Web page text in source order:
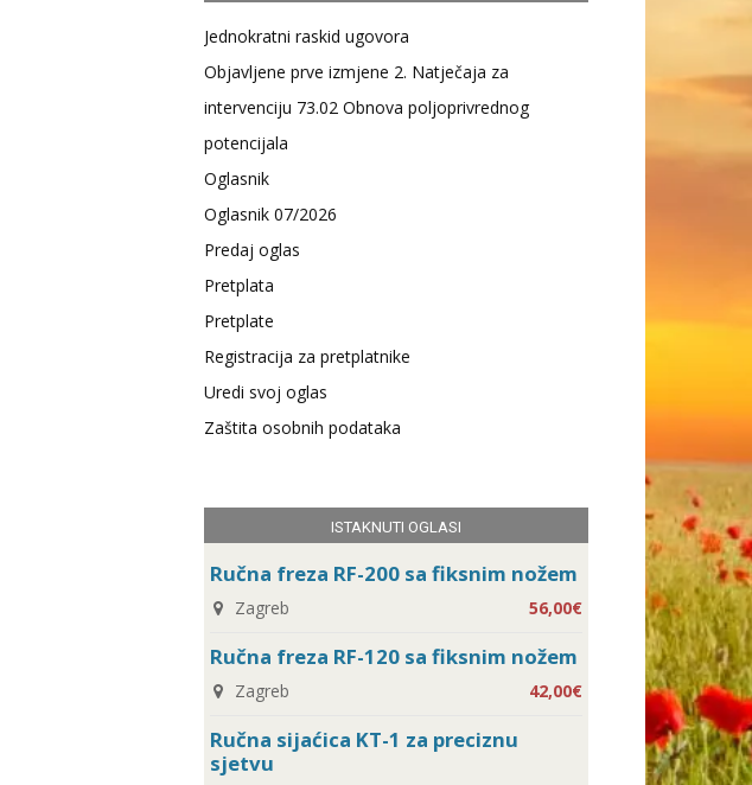
Jednokratni raskid ugovora
Objavljene prve izmjene 2. Natječaja za
intervenciju 73.02 Obnova poljoprivrednog
potencijala
Oglasnik
Oglasnik 07/2026
Predaj oglas
Pretplata
Pretplate
Registracija za pretplatnike
Uredi svoj oglas
Zaštita osobnih podataka
ISTAKNUTI OGLASI
Ručna freza RF-200 sa fiksnim nožem
Zagreb 56,00€
Ručna freza RF-120 sa fiksnim nožem
Zagreb 42,00€
Ručna sijaćica KT-1 za preciznu
sjetvu